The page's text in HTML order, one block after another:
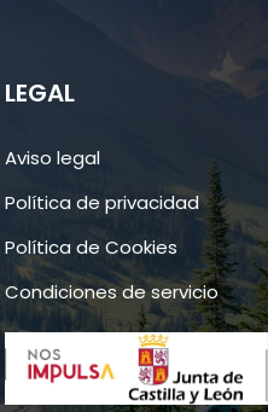
LEGAL
Aviso legal
Política de privacidad
Política de Cookies
Condiciones de servicio